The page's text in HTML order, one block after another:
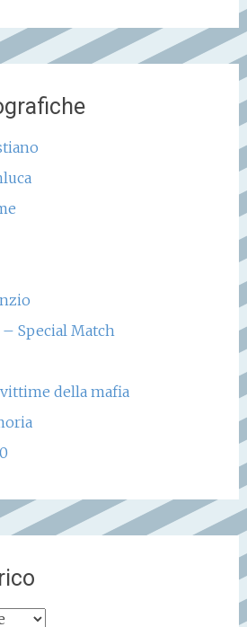
Special Match
della mafia